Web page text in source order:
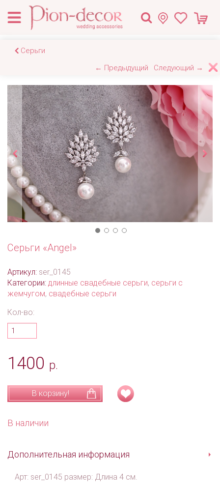
Серьги
← Предыдущий
Следующий →
Серьги «Angel»
Артикул: ser_0145
Категории: длинные свадебные серьги, серьги с
жемчугом, свадебные серьги
Кол-во:
1400 р.
В корзину!
В наличии
Дополнительная информация
Арт: ser_0145 размер: Длина 4 см.